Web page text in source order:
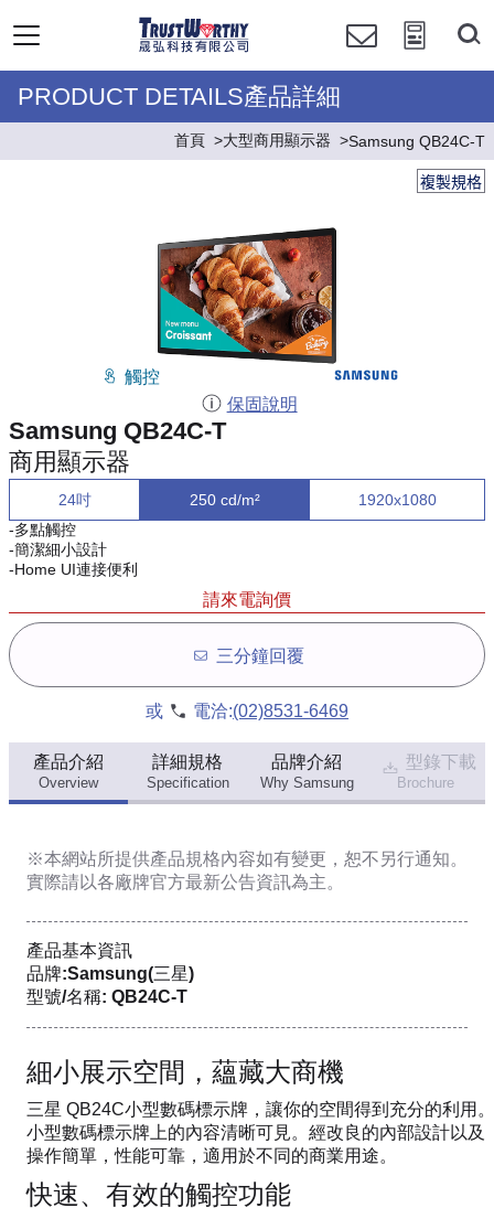
PRODUCT DETAILS產品詳細
首頁 大型商用顯示器 Samsung QB24C-T
複製規格
觸控
保固說明
Samsung QB24C-T
商用顯示器
24吋 250 cd/m²
1920x1080
-多點觸控
-簡潔細小設計
-Home UI連接便利
請來電詢價
三分鐘回覆
或 電洽:(02)8531-6469
產品介紹
Overview
詳細規格
Specification
品牌介紹
Why Samsung
型錄下載
Brochure
※本網站所提供產品規格內容如有變更，恕不另行通知。
實際請以各廠牌官方最新公告資訊為主。
產品基本資訊
品牌:Samsung(三星)
型號/名稱: QB24C-T
細小展示空間，蘊藏大商機
三星 QB24C小型數碼標示牌，讓你的空間得到充分的利用
小型數碼標示牌上的內容清晰可見。經改良的內部設計以及
操作簡單，性能可靠，適用於不同的商業用途。
快速、有效的觸控功能